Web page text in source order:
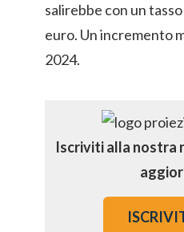
salirebbe con un
euro. Un incremento
2024.
Iscriviti alla nostra